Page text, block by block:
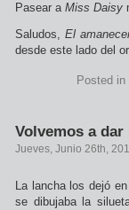
Pasear a Miss Daisy
Saludos, El
desde este lado del
Posted in
Volvemos a dar
Jueves, Junio 26th,
La lancha los dejó
se dibujaba la